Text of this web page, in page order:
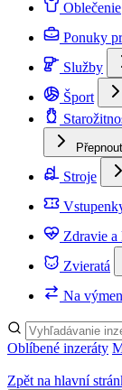
Oblečenie
Ponuky
Služby
Šport
Stroje
Zdravie a
Zvieratá
Na
Oblíbené inzeráty
Zpět na hlavní